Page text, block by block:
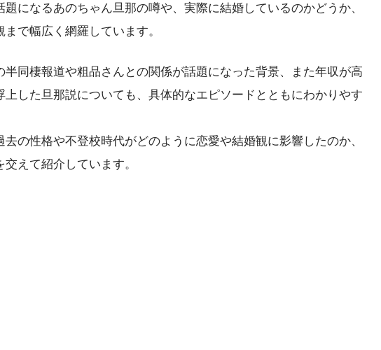
になるあのちゃん旦那の噂や、実際に結婚しているのかどうか、
で幅広く網羅しています。
半同棲報道や粗品さんとの関係が話題になった背景、また年収が高
上した旦那説についても、具体的なエピソードとともにわかりやす
の性格や不登校時代がどのように恋愛や結婚観に影響したのか、
えて紹介しています。